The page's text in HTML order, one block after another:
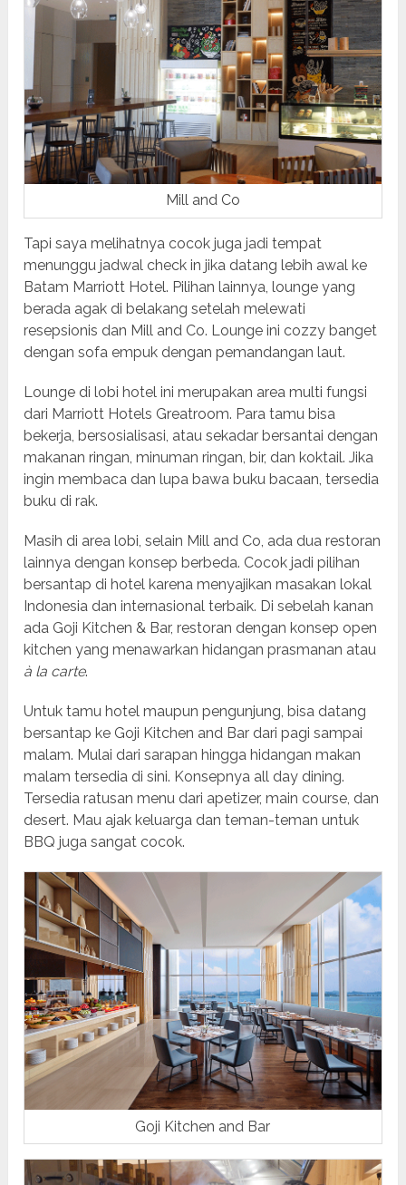
Mill and Co
Tapi saya melihatnya cocok juga jadi tempat
menunggu jadwal check in jika datang lebih awal ke
Batam Marriott Hotel. Pilihan lainnya, lounge yang
berada agak di belakang setelah melewati
resepsionis dan Mill and Co. Lounge ini cozzy banget
dengan sofa empuk dengan pemandangan laut.
Lounge di lobi hotel ini merupakan area multi fungsi
dari Marriott Hotels Greatroom. Para tamu bisa
bekerja, bersosialisasi, atau sekadar bersantai dengan
makanan ringan, minuman ringan, bir, dan koktail. Jika
ingin membaca dan lupa bawa buku bacaan, tersedia
buku di rak.
Masih di area lobi, selain Mill and Co, ada dua restoran
lainnya dengan konsep berbeda. Cocok jadi pilihan
bersantap di hotel karena menyajikan masakan lokal
Indonesia dan internasional terbaik. Di sebelah kanan
ada Goji Kitchen & Bar, restoran dengan konsep open
kitchen yang menawarkan hidangan prasmanan atau
à la carte.
Untuk tamu hotel maupun pengunjung, bisa datang
bersantap ke Goji Kitchen and Bar dari pagi sampai
malam. Mulai dari sarapan hingga hidangan makan
malam tersedia di sini. Konsepnya all day dining.
Tersedia ratusan menu dari apetizer, main course, dan
desert. Mau ajak keluarga dan teman-teman untuk
BBQ juga sangat cocok.
Goji Kitchen and Bar